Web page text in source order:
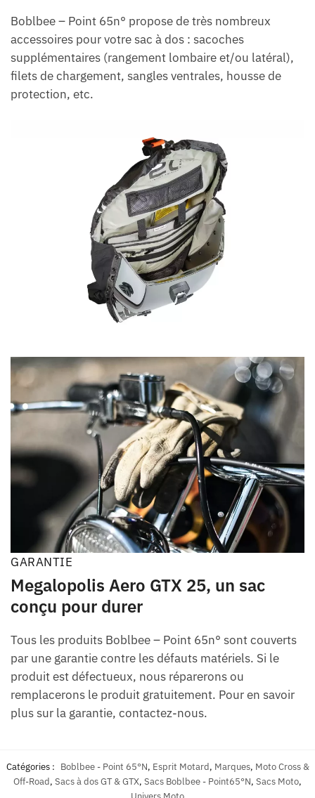
Boblbee – Point 65n° propose de très nombreux
accessoires pour votre sac à dos : sacoches
supplémentaires (rangement lombaire et/ou latéral),
filets de chargement, sangles ventrales, housse de
protection, etc.
GARANTIE
Megalopolis Aero GTX 25, un sac
conçu pour durer
Tous les produits Boblbee – Point 65n° sont couverts
par une garantie contre les défauts matériels. Si le
produit est défectueux, nous réparerons ou
remplacerons le produit gratuitement. Pour en savoir
plus sur la garantie, contactez-nous.
Catégories : Boblbee - Point 65°N, Esprit Motard, Marques, Moto Cross &
Off-Road, Sacs à dos GT & GTX, Sacs Boblbee - Point65°N, Sacs Moto,